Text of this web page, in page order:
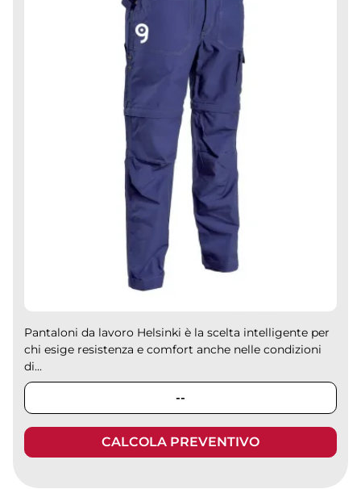
Pantaloni da lavoro Helsinki è la scelta intelligente per
chi esige resistenza e comfort anche nelle condizioni
di...
--
CALCOLA PREVENTIVO